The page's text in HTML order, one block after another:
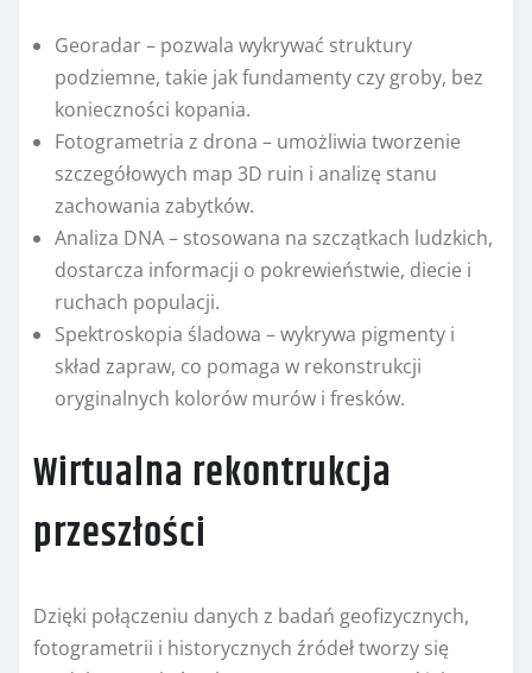
Georadar – pozwala wykrywać struktury
podziemne, takie jak fundamenty czy groby, bez
konieczności kopania.
Fotogrametria z drona – umożliwia tworzenie
szczegółowych map 3D ruin i analizę stanu
zachowania zabytków.
Analiza DNA – stosowana na szczątkach ludzkich,
dostarcza informacji o pokrewieństwie, diecie i
ruchach populacji.
Spektroskopia śladowa – wykrywa pigmenty i
skład zapraw, co pomaga w rekonstrukcji
oryginalnych kolorów murów i fresków.
Wirtualna rekontrukcja
przeszłości
Dzięki połączeniu danych z badań geofizycznych,
fotogrametrii i historycznych źródeł tworzy się